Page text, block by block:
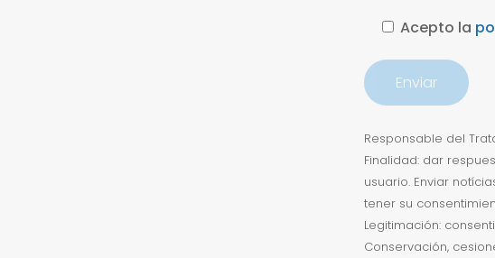
Acepto la
Responsable del
Finalidad: dar
usuario. Enviar
tener su
Legitimación:
Conservación,